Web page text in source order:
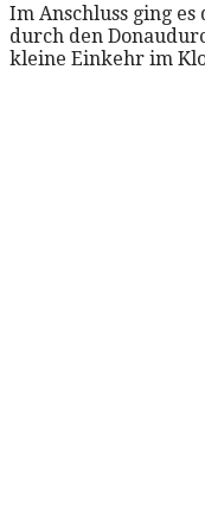
Im Anschluss ging
durch den
kleine Einkehr im